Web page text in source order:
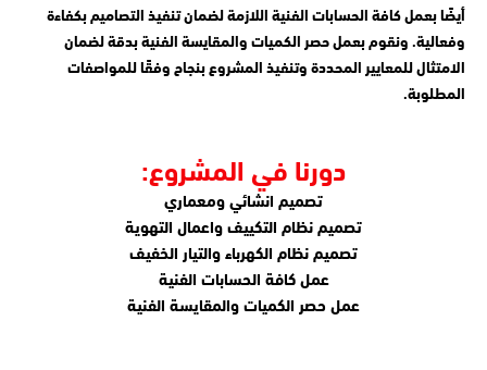
أيضًا بعمل كافة الحسابات الفنية اللازمة لضمان تنفيذ التصاميم بكفاءة
وفعالية. ونقوم بعمل حصر الكميات والمقايسة الفنية بدقة لضمان
الامتثال للمعايير المحددة وتنفيذ المشروع بنجاح وفقًا للمواصفات
المطلوبة.
دورنا في المشروع:
تصميم انشائي ومعماري
تصميم نظام التكييف واعمال التهوية
تصميم نظام الكهرباء والتيار الخفيف
عمل كافة الحسابات الفنية
عمل حصر الكميات والمقايسة الفنية